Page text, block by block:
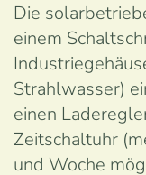
Die
einem
Strahlwasser)
einen
Zeitschaltuhr
und Woche